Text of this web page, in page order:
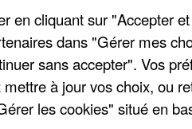
dans lequel se
son passager a alors
porter plusieurs coups
en cliquant sur "Accepter
dans "Gérer mes
sans accepter". Vos
à jour vos choix, ou
les cookies" situé en